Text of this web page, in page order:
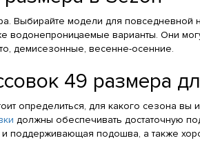
Выбирайте модели для повседневной
водонепроницаемые варианты. Они
демисезонные, весенне-осенние.
49 размера
определиться, для какого сезона вы
должны обеспечивать достаточную
поддерживающая подошва, а также